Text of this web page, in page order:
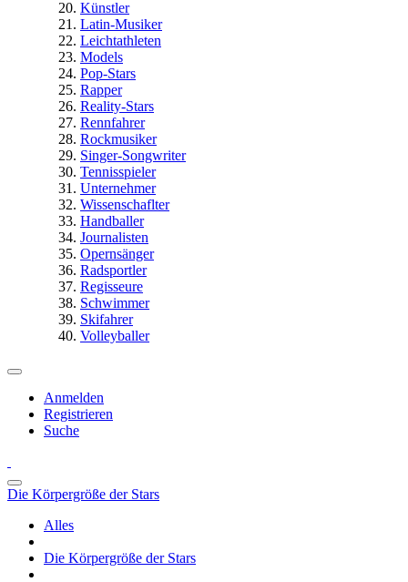
Künstler
Latin-Musiker
Leichtathleten
Models
Pop-Stars
Rapper
Reality-Stars
Rennfahrer
Rockmusiker
Singer-Songwriter
Tennisspieler
Unternehmer
Wissenschaflter
Handballer
Journalisten
Opernsänger
Radsportler
Regisseure
Schwimmer
Skifahrer
Volleyballer
Anmelden
Registrieren
Suche
Die Körpergröße der Stars
Alles
Die Körpergröße der Stars